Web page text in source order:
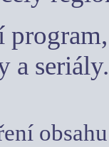
a seriály.